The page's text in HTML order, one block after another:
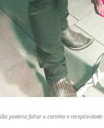
poderia faltar o carinho e